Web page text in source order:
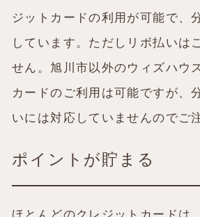
ジットカードの利用が可能で、
しています。ただしリボ払いは
せん。 旭川市以外のウィズハウ
カードのご利用は可能ですが、
いには対応していませんのでご
ポイントが貯まる